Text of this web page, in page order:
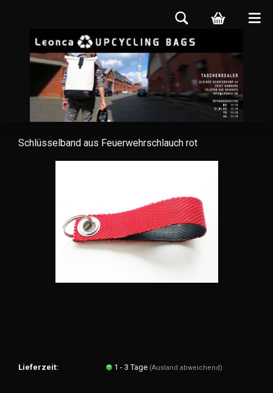
Schlüsselband aus Feuerwehrschlauch rot
Lieferzeit: 1 - 3 Tage (Ausland abweichend)